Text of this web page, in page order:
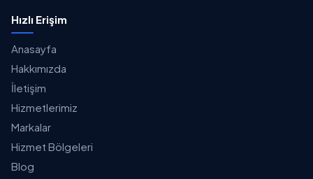
Hızlı Erişim
Anasayfa
Hakkımızda
İletişim
Hizmetlerimiz
Markalar
Hizmet Bölgeleri
Blog